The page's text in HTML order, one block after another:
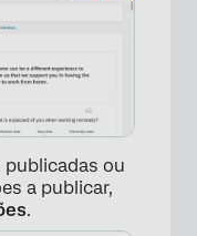
publicadas ou
a publicar,
.